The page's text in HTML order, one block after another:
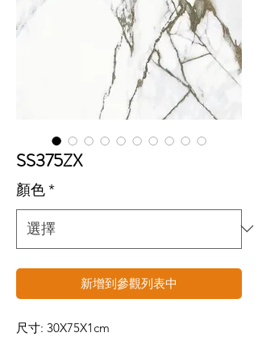
SS375ZX
顏色*
新增到參觀列表中
尺寸: 30X75X1cm